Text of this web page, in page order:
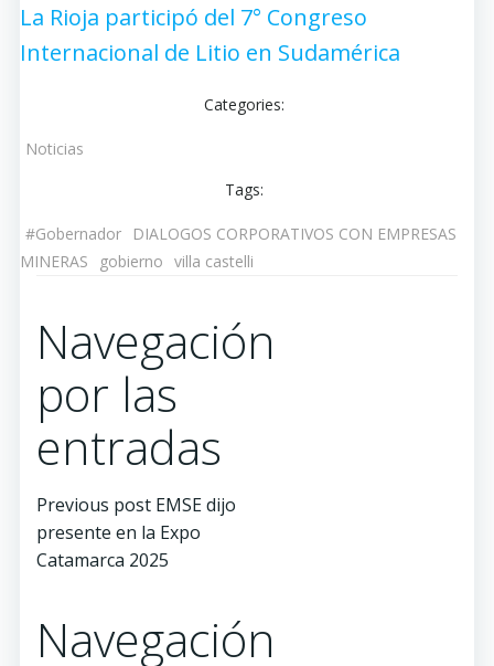
La Rioja participó del 7° Congreso
Internacional de Litio en Sudamérica
Categories:
Noticias
Tags:
#Gobernador
DIALOGOS CORPORATIVOS CON EMPRESAS
MINERAS
gobierno villa castelli
Navegación
por las
entradas
Previous post EMSE dijo
presente en la Expo
Catamarca 2025
Navegación